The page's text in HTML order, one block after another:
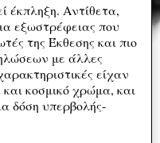
έκπληξη. Αντίθετα,
εξωστρέφειας που
της Έκθεσης και πιο
με άλλες
είχαν
κοσμικό χρώμα, και
δόση υπερβολής-